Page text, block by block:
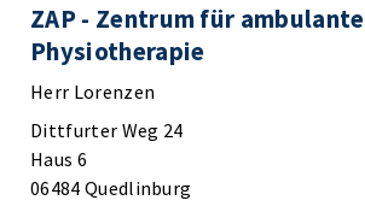
ZAP - Zentrum für ambulante
Physiotherapie
Herr Lorenzen
Dittfurter Weg 24
Haus 6
06484 Quedlinburg